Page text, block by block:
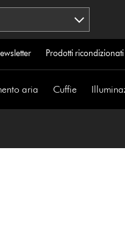
Prodotti ricondizionati
aria Cuffie